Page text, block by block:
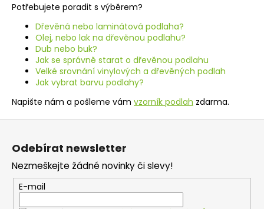
l
á
d
c
í
p
r
ý
p
i
s
Potřebujete poradit s výběrem?
Dřevěná nebo laminátová podlaha?
Olej, nebo lak na dřevěnou podlahu?
Dub nebo buk?
Jak se správně starat o dřevěnou podlahu
Velké srovnání vinylových a dřevěných podlah
Jak vybrat barvu podlahy?
Napište nám a pošleme vám vzorník podlah zdarma.
Z
Odebírat newsletter
Nezmeškejte žádné novinky či slevy!
E-mail